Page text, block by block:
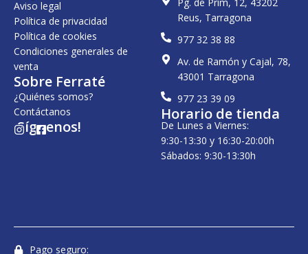
Aviso legal
Política de privacidad
Política de cookies
Condiciones generales de
venta
Sobre Ferraté
¿Quiénes somos?
Contáctanos
¡Síguenos!
I F
s
u
Reus, Tarragona
977 32 38 88
Av. de Ramón y Cajal, 78,
43001 Tarragona
977 23 39 09
Horario de tienda
De Lunes a Viernes:
9:30-13:30 y 16:30-20:00h
Sábados: 9:30-13:30h
Pago seguro: